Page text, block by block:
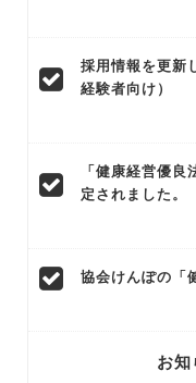
採用情報を更新
経験者向け）
「健康経営優
定されました。
協会けんぽの「
お知